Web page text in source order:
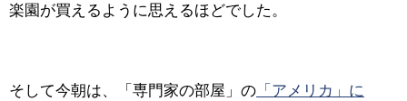
楽園が買えるように思えるほどでした。
そして今朝は、「専門家の部屋」の 「アメリカ」に